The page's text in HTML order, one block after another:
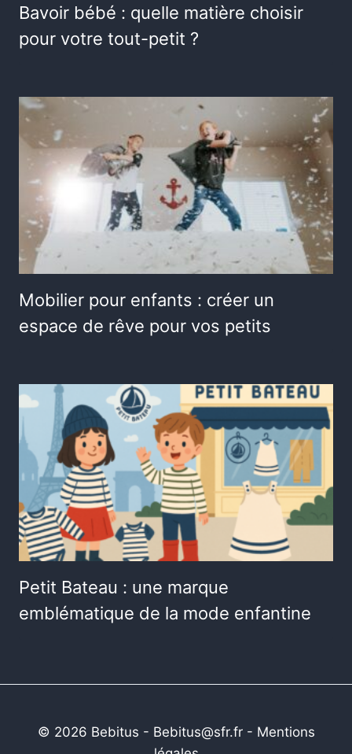
Bavoir bébé : quelle matière choisir
pour votre tout-petit ?
Mobilier pour enfants : créer un
espace de rêve pour vos petits
Petit Bateau : une marque
emblématique de la mode enfantine
© 2026 Bebitus - Bebitus@sfr.fr - Mentions